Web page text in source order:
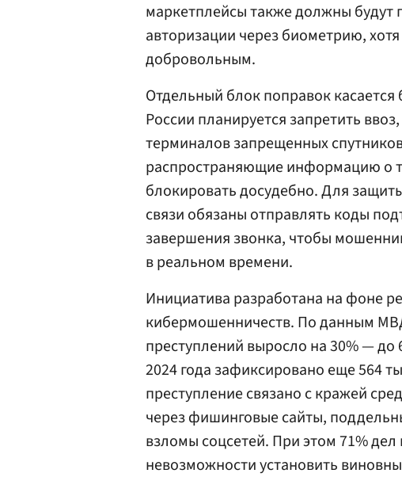
маркетплейсы также должны будут
авторизации через биометрию,
добровольным.
Отдельный блок поправок
России планируется запретить
терминалов запрещенных
распространяющие информацию о
блокировать досудебно. Для
связи обязаны отправлять коды
завершения звонка, чтобы
в реальном времени.
Инициатива разработана на фоне
кибермошенничеств. По данным
преступлений выросло на 30% — до
2024 года зафиксировано еще 564
преступление связано с кражей
через фишинговые сайты,
взломы соцсетей. При этом 71% дел
невозможности установить